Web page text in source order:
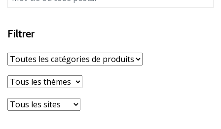
Filtrer
Toutes les catégories de produits
Tous les thèmes
Tous les sites